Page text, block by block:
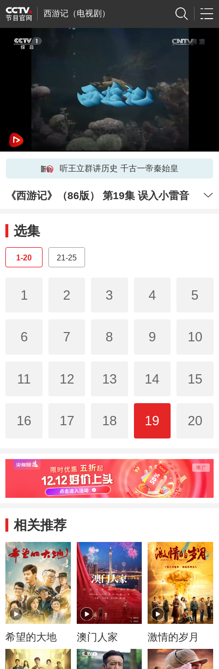
西游记（电视剧）
听王立群讲历史 千古一帝秦始皇
《西游记》（86版） 第19集 误入小雷音
选集
1-20 21-25
1 2 3 4 5
6 7 8 9 10
11 12 13 14 15
16 17 18 19 20
相关推荐
希望的大地 澳门人家 激情的岁月